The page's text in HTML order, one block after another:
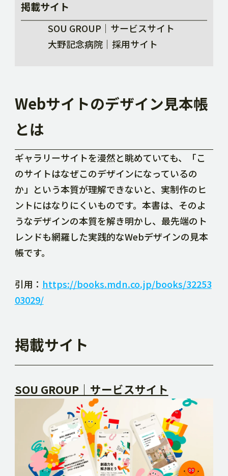
掲載サイト
SOU GROUP｜サービスサイト
大野記念病院｜採用サイト
Webサイトのデザイン見本帳
とは
ギャラリーサイトを漫然と眺めていても、「こ
のサイトはなぜこのデザインになっているの
か」という本質が理解できないと、実制作のヒ
ントにはなりにくいものです。本書は、そのよ
うなデザインの本質を解き明かし、最先端のト
レンドも網羅した実践的なWebデザインの見本
帳です。
引用： https://books.mdn.co.jp/books/32253
03029/
掲載サイト
SOU GROUP｜サービスサイト